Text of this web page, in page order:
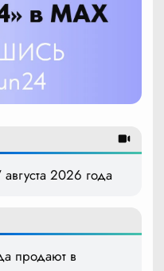
2026 года
продают в